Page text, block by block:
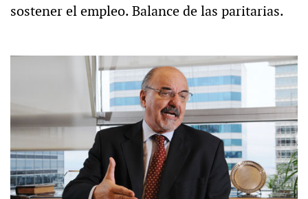
sostener el empleo. Balance de las paritarias.